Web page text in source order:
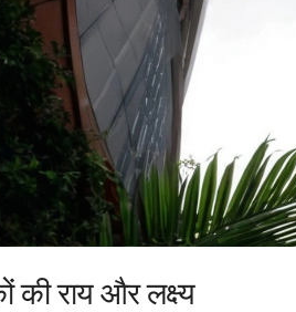
की राय और लक्ष्य